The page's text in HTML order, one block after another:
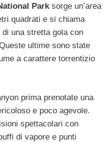
Parksorge un’area
quadrati e si chiama
di una stretta gola con
ultime sono state
a carattere torrentizio
prima prenotate una
e poco agevole.
spettacolari con
di vapore e punti